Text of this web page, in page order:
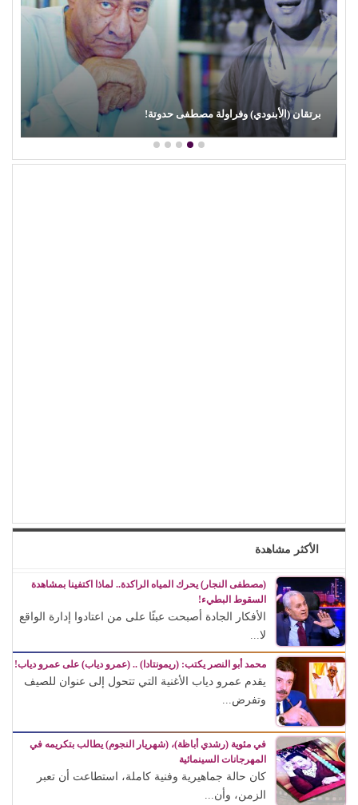
وفراولة مصطفى حدوتة! محمود عطية
الأكثر مشاهدة
(مصطفى النجار) يحرك المياه الراكدة.. لماذا اكتفينا بمشاهدة
السقوط البطيء!
الأفكار الجادة أصبحت عبئًا على من اعتادوا إدارة الواقع
لا...
محمد أبو النصر يكتب: (ريمونتادا) .. (عمرو دياب) على عمرو دياب!
يقدم عمرو دياب الأغنية التي تتحول إلى عنوان للصيف
وتفرض...
في مئوية (رشدي أباظة)، (شهريار النجوم) يطالب بتكريمه في
المهرجانات السينمائية
كان حالة جماهيرية وفنية كاملة، استطاعت أن تعبر
الزمن، وأن...